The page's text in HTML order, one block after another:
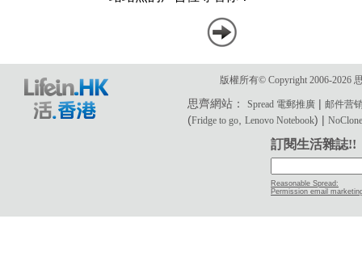
版權所有© Copyright 2006-2026
思齊網站：Spread 電郵推廣 |邮件营
(Fridge to go ,Lenovo Notebook) |